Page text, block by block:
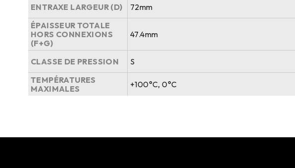
ENTRAXE LARGEUR (D)
72mm
ÉPAISSEUR TOTALE
HORS CONNEXIONS
(F+G)
47.4mm
CLASSE DE PRESSION
S
TEMPÉRATURES
MAXIMALES
+100°C, 0°C